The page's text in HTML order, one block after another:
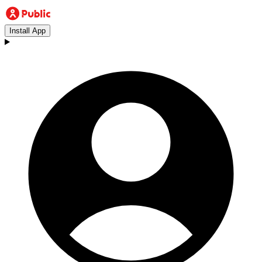
Install App